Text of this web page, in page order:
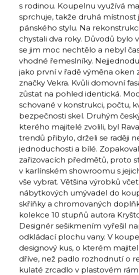
s rodinou. Koupelnu využívá
sprchuje, takže druhá místnost
pánského stylu. Na
chystali dva roky. Důvodů bylo
se jim moc nechtělo a nebyl
vhodné řemeslníky.
jako první v řadě výměna oken
značky Vekra. Kvůli domovní
zůstat na pohled identická.
schované v konstrukci, počtu,
bezpečnosti skel. Druhým
kterého majitelé zvolili, byl
trendů přibylo, drželi se raději
jednoduchosti a bílé.
zařizovacích předmětů, proto
v karlínském showroomu s
vše vybrat. Většina výrobků
nábytkových umývadel do
skříňky a chromovaných
kolekce 10 stupňů autora
Designér sešikmením vyřešil
odkládací plochu vany. V
designový kus, o kterém
dříve, než padlo rozhodnutí o
kulaté zrcadlo v plastovém